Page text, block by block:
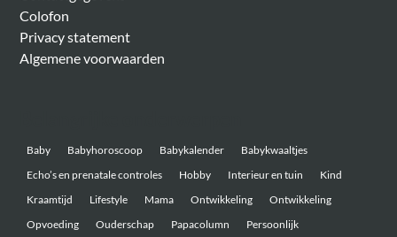
Colofon
Privacy statement
Algemene voorwaarden
Baby Babyhoroscoop Babykalender
Babykwaaltjes
Echo’s en prenatale controles
Hobby Interieur en tuin
Kind
Kraamtijd
Lifestyle Mama Ontwikkeling
Ontwikkeling
Opvoeding
Ouderschap Papacolumn
Persoonlijk